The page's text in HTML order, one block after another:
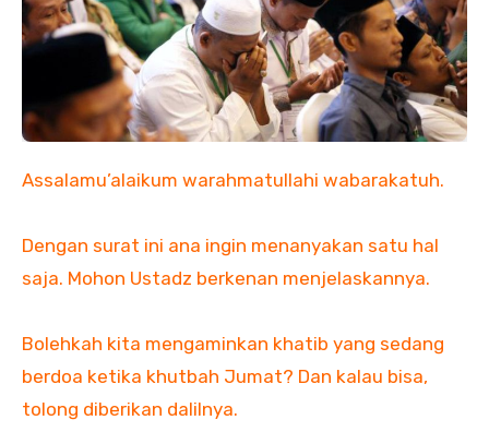
Assalamu’alaikum warahmatullahi wabarakatuh.
Dengan surat ini ana ingin menanyakan satu hal
saja. Mohon Ustadz berkenan menjelaskannya.
Bolehkah kita mengaminkan khatib yang sedang
berdoa ketika khutbah Jumat? Dan kalau bisa,
tolong diberikan dalilnya.